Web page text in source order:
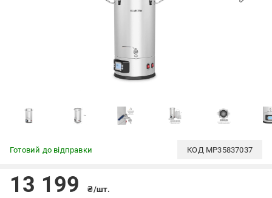
Готовий до відправки КОД MP35837037
13 199 ₴/шт.